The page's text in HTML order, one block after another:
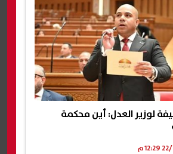
لوزير العدل: أين محكمة